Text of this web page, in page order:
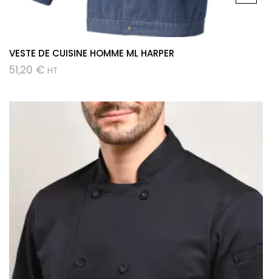
VESTE DE CUISINE HOMME ML HARPER
51,20 € HT